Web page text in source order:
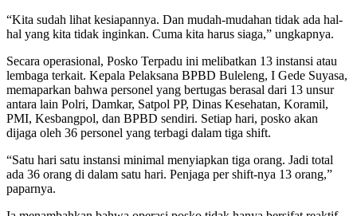
“Kita sudah lihat kesiapannya. Dan mudah-mudahan tidak ada hal-
hal yang kita tidak inginkan. Cuma kita harus siaga,” ungkapnya.
Secara operasional, Posko Terpadu ini melibatkan 13 instansi atau
lembaga terkait. Kepala Pelaksana BPBD Buleleng, I Gede Suyasa,
memaparkan bahwa personel yang bertugas berasal dari 13 unsur
antara lain Polri, Damkar, Satpol PP, Dinas Kesehatan, Koramil,
PMI, Kesbangpol, dan BPBD sendiri. Setiap hari, posko akan
dijaga oleh 36 personel yang terbagi dalam tiga shift.
“Satu hari satu instansi minimal menyiapkan tiga orang. Jadi total
ada 36 orang di dalam satu hari. Penjaga per shift-nya 13 orang,”
paparnya.